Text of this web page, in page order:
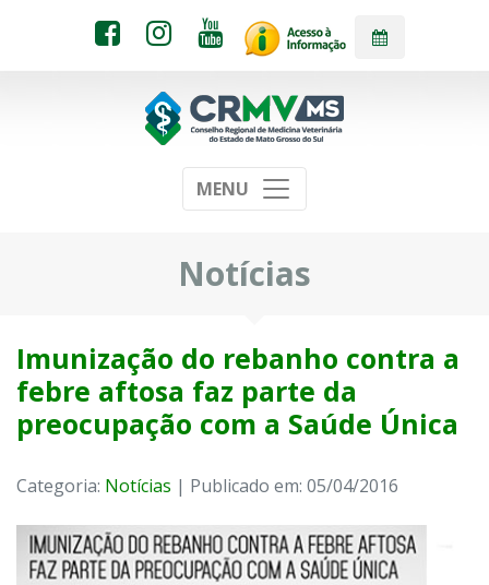
MENU
Notícias
Imunização do rebanho contra a
febre aftosa faz parte da
preocupação com a Saúde Única
Categoria: Notícias | Publicado em: 05/04/2016